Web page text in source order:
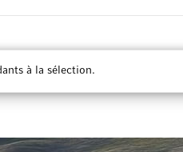
à la sélection.